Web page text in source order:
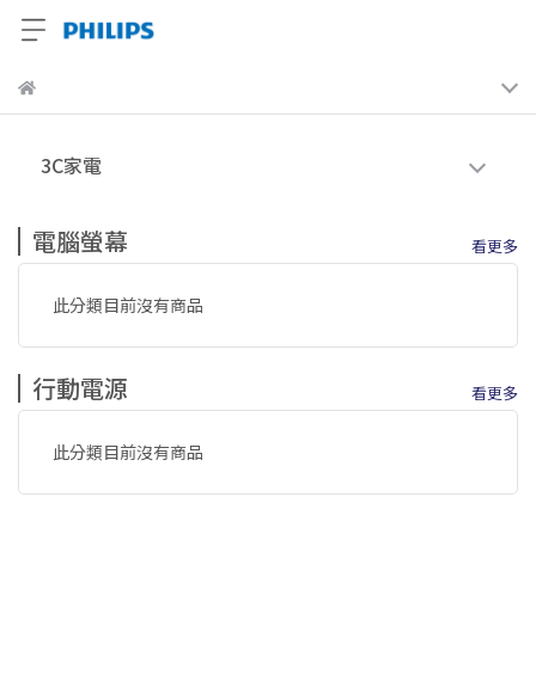
3C家電
電腦螢幕 看更多
此分類目前沒有商品
行動電源 看更多
此分類目前沒有商品